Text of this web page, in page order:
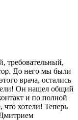
требовательный,
До него мы были
врача, остались
Он нашел общий
и по полной
хотели! Теперь